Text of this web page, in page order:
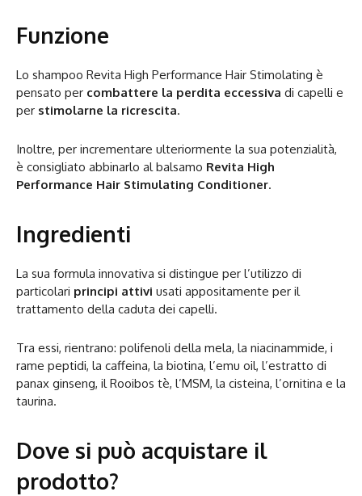
Funzione
Lo shampoo Revita High Performance Hair Stimolating è
pensato per combattere la perdita eccessiva di capelli e
per stimolarne la ricrescita.
Inoltre, per incrementare ulteriormente la sua potenzialità,
è consigliato abbinarlo al balsamo Revita High
Performance Hair Stimulating Conditioner.
Ingredienti
La sua formula innovativa si distingue per l’utilizzo di
particolari principi attivi usati appositamente per il
trattamento della caduta dei capelli.
Tra essi, rientrano: polifenoli della mela, la niacinammide, i
rame peptidi, la caffeina, la biotina, l’emu oil, l’estratto di
panax ginseng, il Rooibos tè, l’MSM, la cisteina, l’ornitina e la
taurina.
Dove si può acquistare il
prodotto?